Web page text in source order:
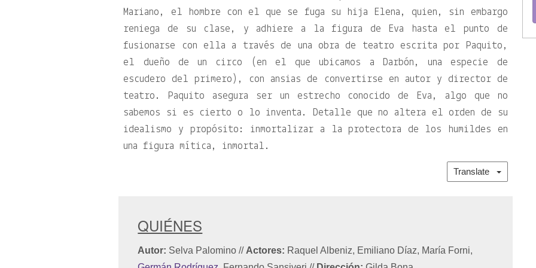
Mariano, el hombre con el que se fuga su hija Elena, quien, sin embargo
reniega de su clase, y adhiere a la figura de Eva hasta el punto de
fusionarse con ella a través de una obra de teatro escrita por Paquito,
el dueño de un circo (en el que ubicamos a Darbón, una especie de
escudero del primero), con ansias de convertirse en autor y director de
teatro. Paquito asegura ser un estrecho conocido de Eva, algo que no
sabemos si es cierto o lo inventa. Detalle que no altera el orden de su
idealismo y propósito: inmortalizar a la protectora de los humildes en
una figura mítica, inmortal.
Translate
QUIÉNES
Autor: Selva Palomino// Actores: Raquel Albeniz, Emiliano Díaz, María Forni,